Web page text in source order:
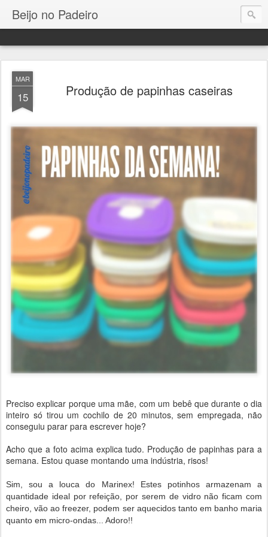
Beijo no Padeiro
MAR
15 Produção de papinhas caseiras
Preciso explicar porque uma mãe, com um bebê que durante o dia
inteiro só tirou um cochilo de 20 minutos, sem empregada, não
conseguiu parar para escrever hoje?
Acho que a foto acima explica tudo. Produção de papinhas para a
semana. Estou quase montando uma indústria, risos!
Sim, sou a louca do Marinex! Estes potinhos armazenam a
quantidade ideal por refeição, por serem de vidro não ficam com
cheiro, vão ao freezer, podem ser aquecidos tanto em banho maria
quanto em micro-ondas... Adoro!!